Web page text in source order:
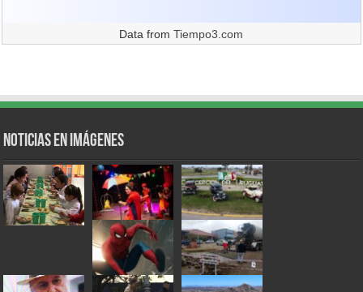
Data fromTiempo3.com
Noticias en Imágenes